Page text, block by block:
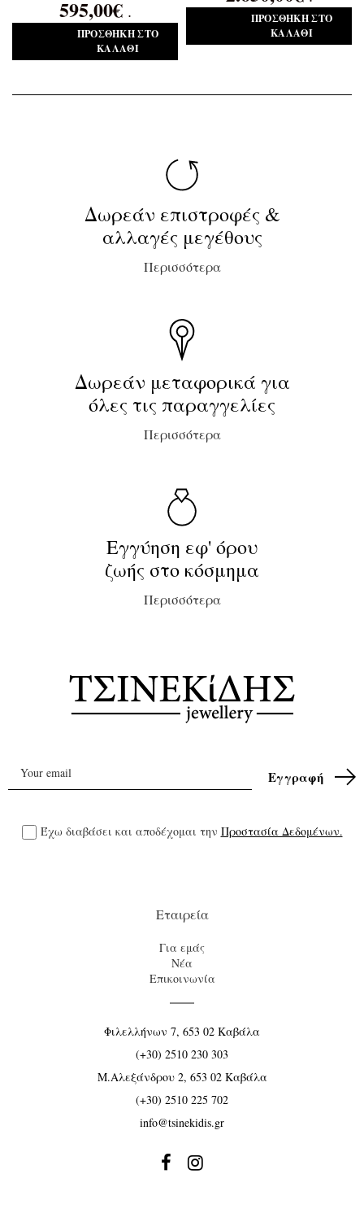
595,00€ .
ΠΡΟΣΘΉΚΗ ΣΤΟ
ΚΑΛΆΘΙ
ΠΡΟΣΘΉΚΗ ΣΤΟ
ΚΑΛΆΘΙ
Δωρεάν επιστροφές &
αλλαγές μεγέθους
Περισσότερα
Δωρεάν μεταφορικά για
όλες τις παραγγελίες
Περισσότερα
Εγγύηση εφ' όρου
ζωής στο κόσμημα
Περισσότερα
Έχω διαβάσει και αποδέχομαι την Προστασία Δεδομένων.
Εταιρεία
Για εμάς
Νέα
Επικοινωνία
Φιλελλήνων 7, 653 02 Καβάλα
(+30) 2510 230 303
Μ.Αλεξάνδρου 2, 653 02 Καβάλα
(+30) 2510 225 702
info@tsinekidis.gr
 